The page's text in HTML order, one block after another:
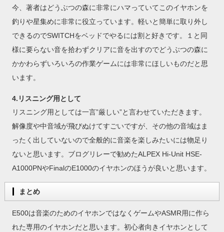
今、著者はどうぶつの森に非常にハマっていてこのイヤホンを
釣りや星集めに非常に役立っています。軽いと簡単に取り外し
できるのでSWITCHをベッドでやるには割と好きです。１と同
様に要らない音を拾わずクリアに音を出すのでどうぶつの森に
かかわらずいろいろの作業ゲームには非常にほしいものだと思
います。
4.リスニング用として
リスニング用としては一言”厳しい”と言わせていただきます。
解像度や中音域が飛びぬけてすごいですが、その他の音域はま
ったく出していないので全般的に音楽を楽しみたいには物足り
ないと思います。ブログリレーで勧めたALPEX Hi-Unit HSE-
A1000PNやFinalのE1000のイヤホンのほうが良いと思います。
まとめ
E500は音楽のためのイヤホンではなくゲームやASMR用に作ら
れた専用のイヤホンだと思います。初心者向きイヤホンとして